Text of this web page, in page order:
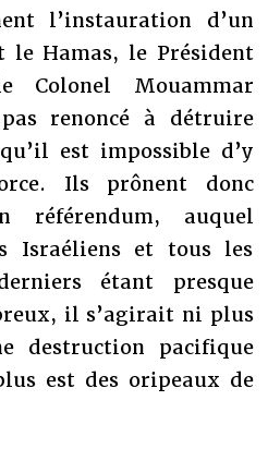
l’instauration d’un
Hamas, le Président
Colonel Mouammar
renoncé à détruire
est impossible d’y
Ils prônent donc
référendum, auquel
Israéliens et tous les
étant presque
il s’agirait ni plus
destruction pacifique
est des oripeaux de